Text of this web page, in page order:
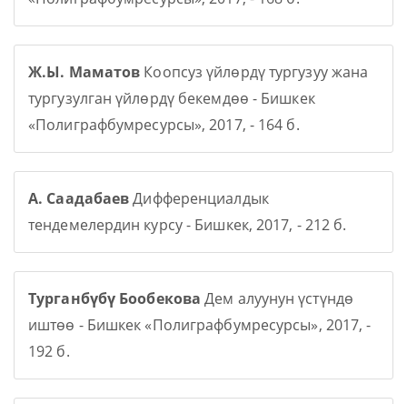
Ж.Ы. Маматов Коопсуз үйлөрдү тургузуу жана
тургузулган үйлөрдү бекемдөө - Бишкек
«Полиграфбумресурсы», 2017, - 164 б.
А. СаадабаевДифференциалдык
тендемелердин курсу - Бишкек, 2017, - 212 б.
Турганбүбү Бообекова Дем алуунун үстүндө
иштөө - Бишкек «Полиграфбумресурсы», 2017, -
192 б.